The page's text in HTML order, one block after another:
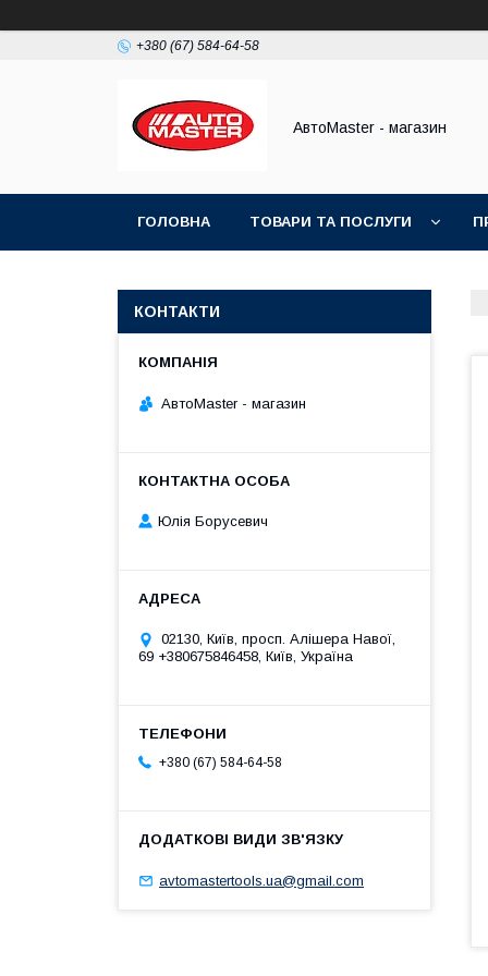
+380 (67) 584-64-58
АвтоMaster - магазин
ГОЛОВНА ТОВАРИ ТА ПОСЛУГИ
КОНТАКТИ
АвтоMaster - магазин
Юлія Борусевич
02130, Київ, просп. Алішера Навої,
69 +380675846458, Київ, Україна
+380 (67) 584-64-58
avtomastertools.ua@gmail.com